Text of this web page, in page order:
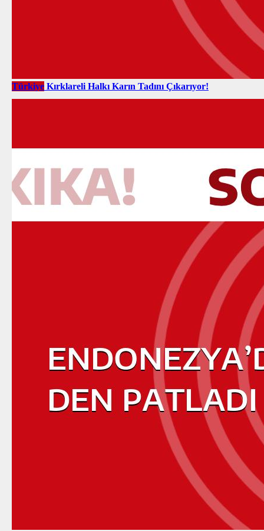
Türkiye Kırklareli Halkı Karın Tadını Çıkarıyor!